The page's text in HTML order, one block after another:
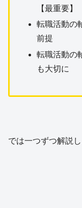
【最重要】
転職活動の
前提
転職活動の
も大切に
では一つずつ解説し